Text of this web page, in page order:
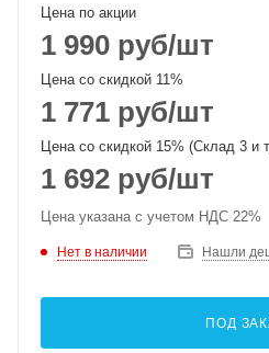
Цена по акции
1 990 руб/шт
Цена со скидкой 11%
1 771 руб/шт
Цена со скидкой 15% (Склад 3 и
1 692 руб/шт
Цена указана с учетом НДС 22%
Нет в наличии Нашли
ПОД